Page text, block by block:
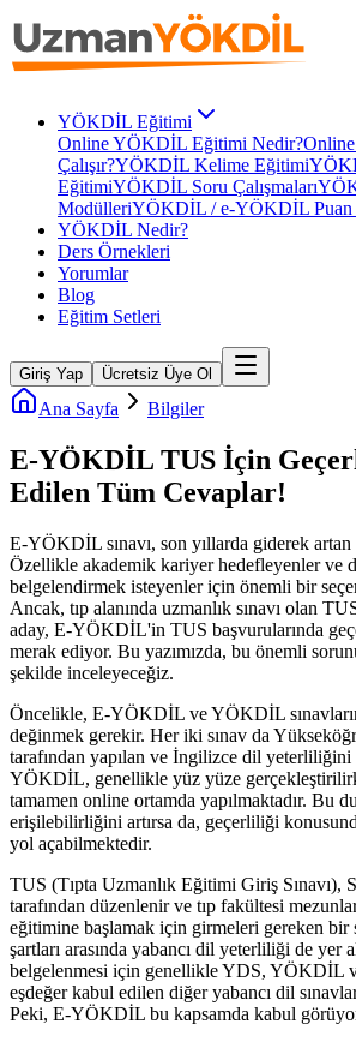
YÖKDİL Eğitimi
Online YÖKDİL Eğitimi Nedir?
Çalışır?YÖKDİL Kelime Eğitimi
EğitimiYÖKDİL Soru Çalışmaları
ModülleriYÖKDİL / e-YÖKDİL Puan
YÖKDİL Nedir?
Ders Örnekleri
Yorumlar
Blog
Eğitim Setleri
Giriş Yap Ücretsiz Üye Ol
Ana Sayfa Bilgiler
E-YÖKDİL TUS İçin
Edilen Tüm Cevaplar!
E-YÖKDİL sınavı, son yıllarda giderek
Özellikle akademik kariyer hedefleyenler ve
belgelendirmek isteyenler için önemli bir
Ancak, tıp alanında uzmanlık sınavı olan
aday, E-YÖKDİL'in TUS başvurularında
merak ediyor. Bu yazımızda, bu önemli
şekilde inceleyeceğiz.
Öncelikle, E-YÖKDİL ve YÖKDİL
değinmek gerekir. Her iki sınav da
tarafından yapılan ve İngilizce dil yeterliliğini
YÖKDİL, genellikle yüz yüze
tamamen online ortamda yapılmaktadır. Bu
erişilebilirliğini artırsa da, geçerliliği
yol açabilmektedir.
TUS (Tıpta Uzmanlık Eğitimi Giriş Sınavı),
tarafından düzenlenir ve tıp fakültesi
eğitimine başlamak için girmeleri gereken bir
şartları arasında yabancı dil yeterliliği de yer
belgelenmesi için genellikle YDS, YÖKDİL
eşdeğer kabul edilen diğer yabancı dil
Peki, E-YÖKDİL bu kapsamda kabul